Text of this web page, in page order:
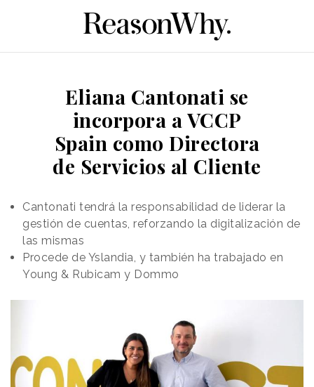
Eliana Cantonati se
incorpora a VCCP
Spain como Directora
de Servicios al Cliente
Cantonati tendrá la responsabilidad de liderar la
gestión de cuentas, reforzando la digitalización de
las mismas
Procede de Yslandia, y también ha trabajado en
Young & Rubicam y Dommo